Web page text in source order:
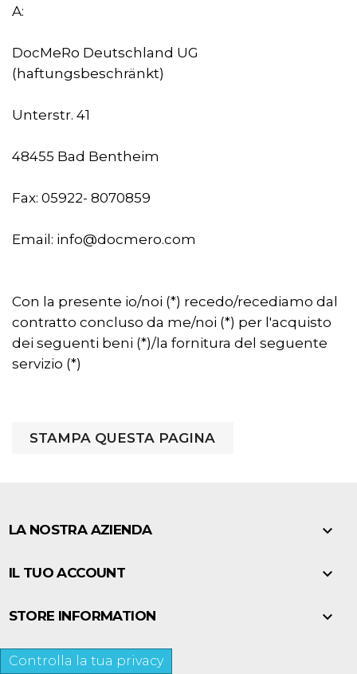
A:
DocMeRo Deutschland UG
(haftungsbeschränkt)
Unterstr. 41
48455 Bad Bentheim
Fax: 05922- 8070859
Email: info@docmero.com
Con la presente io/noi (*) recedo/recediamo dal
contratto concluso da me/noi (*) per l'acquisto
dei seguenti beni (*)/la fornitura del seguente
servizio (*)
LA NOSTRA AZIENDA 
IL TUO ACCOUNT 
STORE INFORMATION 
Controlla la tua privacy